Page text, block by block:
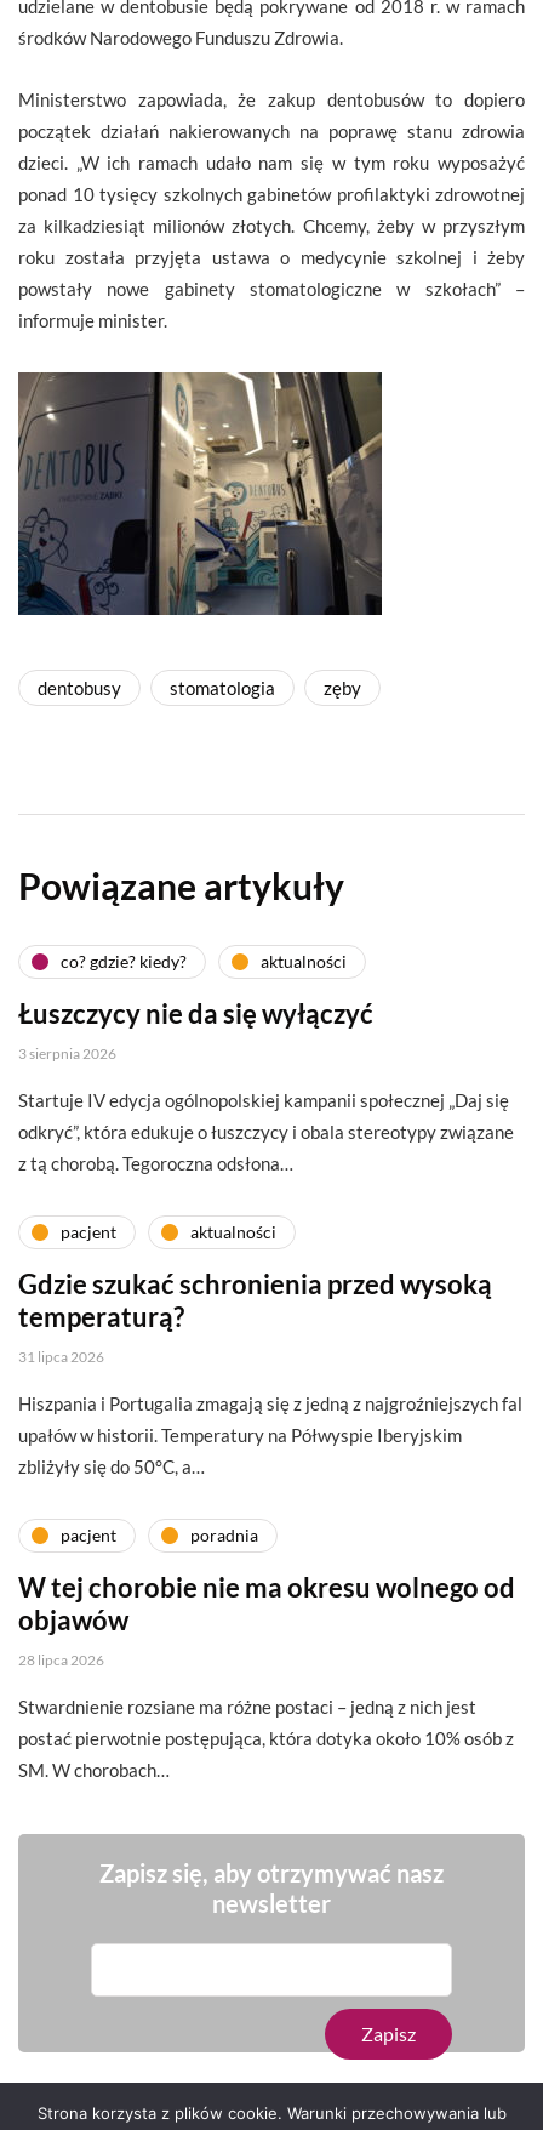
udzielane w dentobusie będą pokrywane od 2018 r. w ramach
środków Narodowego Funduszu Zdrowia.
Ministerstwo zapowiada, że zakup dentobusów to dopiero
początek działań nakierowanych na poprawę stanu zdrowia
dzieci. „W ich ramach udało nam się w tym roku wyposażyć
ponad 10 tysięcy szkolnych gabinetów profilaktyki zdrowotnej
za kilkadziesiąt milionów złotych. Chcemy, żeby w przyszłym
roku została przyjęta ustawa o medycynie szkolnej i żeby
powstały nowe gabinety stomatologiczne w szkołach” –
informuje minister.
dentobusy stomatologia zęby
Powiązane artykuły
co? gdzie? kiedy? aktualności
Łuszczycy nie da się wyłączyć
3 sierpnia 2026
Startuje IV edycja ogólnopolskiej kampanii społecznej „Daj się
odkryć”, która edukuje o łuszczycy i obala stereotypy związane
z tą chorobą. Tegoroczna odsłona…
pacjent aktualności
Gdzie szukać schronienia przed wysoką
temperaturą?
31 lipca 2026
Hiszpania i Portugalia zmagają się z jedną z najgroźniejszych fal
upałów w historii. Temperatury na Półwyspie Iberyjskim
zbliżyły się do 50°C, a…
pacjent poradnia
W tej chorobie nie ma okresu wolnego od
objawów
28 lipca 2026
Stwardnienie rozsiane ma różne postaci – jedną z nich jest
postać pierwotnie postępująca, która dotyka około 10% osób z
SM. W chorobach…
Zapisz się, aby otrzymywać nasz
newsletter
Strona korzysta z plików cookie. Warunki przechowywania lub